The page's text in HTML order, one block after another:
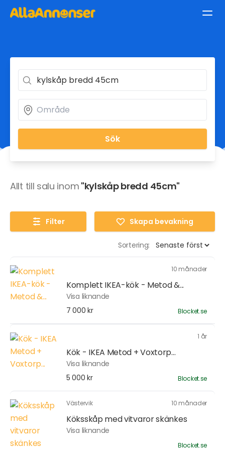
Sök
Allt till salu inom "kylskåp bredd 45cm"
Filter Skapa bevakning
Sortering:
10 månader
Komplett IKEA-kök - Metod &...
Visa liknande
7 000 kr
Blocket.se
1 år
Kök - IKEA Metod + Voxtorp...
Visa liknande
5 000 kr
Blocket.se
Västervik 10 månader
Köksskåp med vitvaror skänkes
Visa liknande
Blocket.se